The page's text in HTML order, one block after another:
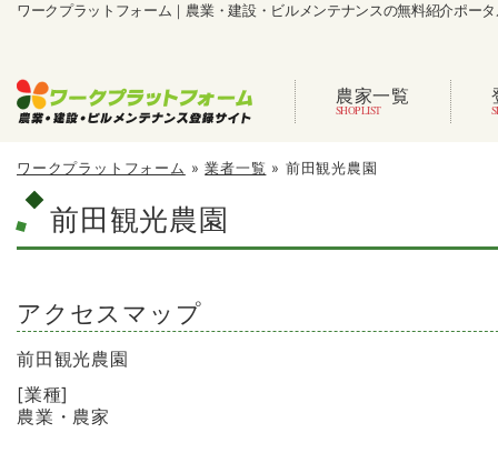
ワークプラットフォーム｜農業・建設・ビルメンテナンスの無料紹介ポー
農家一覧
ワークプラットフォーム »業者一覧 » 前田観光農園
前田観光農園
アクセスマップ
前田観光農園
[業種]
農業・農家